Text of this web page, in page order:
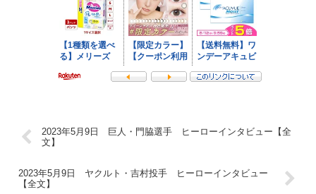
2023年5月9日 巨人・門脇選手 ヒーローインタビュー【全
文】
2023年5月9日 ヤクルト・吉村投手 ヒーローインタビュー
【全文】